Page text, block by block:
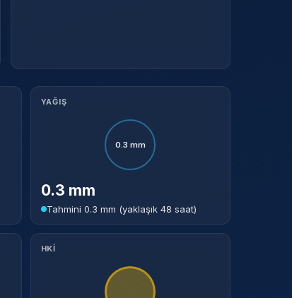
YAĞIŞ
0.3 mm
0.3 mm
Tahmini 0.3 mm (yaklaşık 48 saat)
HKİ